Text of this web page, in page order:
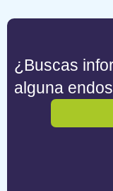
¿Buscas
alguna